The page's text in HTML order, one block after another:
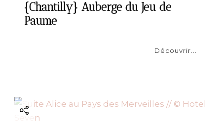
{Chantilly} Auberge du Jeu de
Paume
Découvrir...